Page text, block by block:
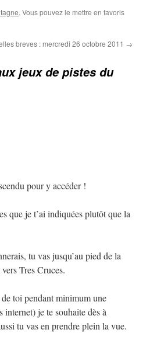
. Vous pouvez le mettre en favoris
breves : mercredi 26 octobre 2011 →
jeux de pistes du
pour y accéder !
que je t’ai indiquées plutôt que la
tu vas jusqu’au pied de la
Tres Cruces.
toi pendant minimum une
je te souhaite dès à
tu vas en prendre plein la vue.